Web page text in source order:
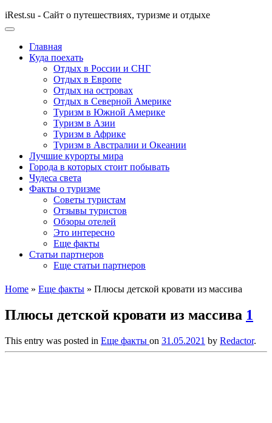
iRest.su - Сайт о путешествиях, туризме и отдыхе
Главная
Куда поехать
Отдых в России и СНГ
Отдых в Европе
Отдых на островах
Отдых в Северной Америке
Туризм в Южной Америке
Туризм в Азии
Туризм в Африке
Туризм в Австралии и Океании
Лучшие курорты мира
Города в которых стоит побывать
Чудеса света
Факты о туризме
Советы туристам
Отзывы туристов
Обзоры отелей
Это интересно
Еще факты
Статьи партнеров
Еще статьи партнеров
Home » Еще факты » Плюсы детской кровати из массива
Плюсы детской кровати из массива 1
This entry was posted in Еще факты on 31.05.2021 by Redactor.